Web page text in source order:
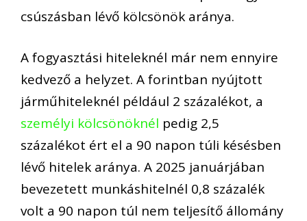
csúszásban lévő kölcsönök aránya.
A fogyasztási hiteleknél már nem ennyire
kedvező a helyzet. A forintban nyújtott
járműhiteleknél például 2 százalékot, a
személyi kölcsönöknél pedig 2,5
százalékot ért el a 90 napon túli késésben
lévő hitelek aránya. A 2025 januárjában
bevezetett munkáshitelnél 0,8 százalék
volt a 90 napon túl nem teljesítő állomány